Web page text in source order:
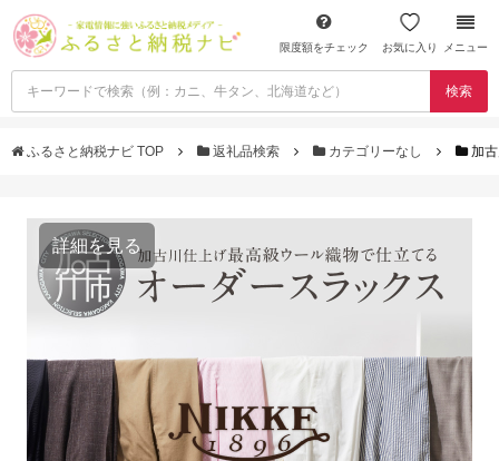
限度額をチェック お気に入り メニュー
検索
ふるさと納税ナビ TOP 返礼品検索 カテゴリーなし 加
詳細を見る